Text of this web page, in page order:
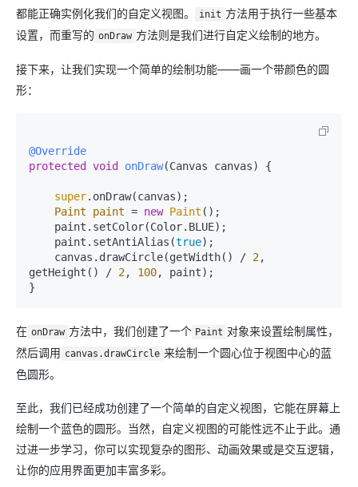
都能正确实例化我们的自定义视图。
init 方法用于执行一些基本
设置，而重写的 onDraw 方法则是我们进行自定义绘制的地方。
接下来，让我们实现一个简单的绘制功能——画一个带颜色的圆
形：
@Override
protected
void onDraw(Canvas canvas) {
super.onDraw(canvas);
Paint
paint = new Paint ();
    paint.setAntiAlias(
true);
    canvas.drawCircle(getWidth() /
2,
getHeight() / 2, 100, paint);
在 onDraw 方法中，我们创建了一个 Paint 对象来设置绘制属性，
然后调用 canvas.drawCircle 来绘制一个圆心位于视图中心的蓝
色圆形。
至此，我们已经成功创建了一个简单的自定义视图，它能在屏幕上
绘制一个蓝色的圆形。当然，自定义视图的可能性远不止于此。通
过进一步学习，你可以实现复杂的图形、动画效果或是交互逻辑，
让你的应用界面更加丰富多彩。